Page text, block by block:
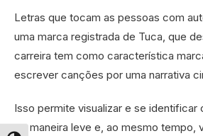
Letras que tocam as pessoas com
uma marca registrada de Tuca, que
carreira tem como característica
escrever canções por uma narrativa
Isso permite visualizar e se identificar
de maneira leve e, ao mesmo tempo,